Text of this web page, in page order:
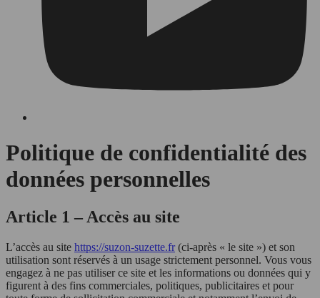
Politique de confidentialité des
données personnelles
Article 1 – Accès au site
L’accès au site https://suzon-suzette.fr (ci-après « le site ») et son
utilisation sont réservés à un usage strictement personnel. Vous vous
engagez à ne pas utiliser ce site et les informations ou données qui y
figurent à des fins commerciales, politiques, publicitaires et pour